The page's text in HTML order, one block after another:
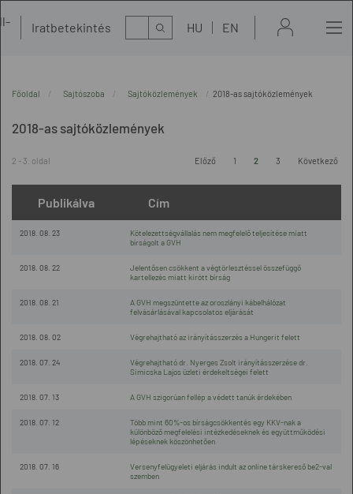
Iratbetekintés Kereső HU EN
Főoldal Sajtószoba Sajtóközlemények 2018-as sajtóközlemények
2018-as sajtóközlemények
2 - 3. oldal Előző 1 2 3 Következő
Publikálva Cím
2018. 08. 23
Kötelezettségvállalás nem megfelelő teljesítése miatt
bírságolt a GVH
2018. 08. 22
Jelentősen csökkent a végtörlesztéssel összefüggő
kartellezés miatt kirótt bírság
2018. 08. 21
A GVH megszüntette az oroszlányi kábelhálózat
felvásárlásával kapcsolatos eljárását
2018. 08. 02 Végrehajtható az irányításszerzés a Hungerit felett
2018. 07. 24
Végrehajtható dr. Nyerges Zsolt irányításszerzése dr.
Simicska Lajos üzleti érdekeltségei felett
2018. 07. 13 A GVH szigorúan fellép a védett tanúk érdekében
2018. 07. 12
Több mint 60%-os bírságcsökkentés egy KKV-nak a
különböző megfelelési intézkedéseknek és együttműködési
lépéseknek köszönhetően
2018. 07. 16
Versenyfelügyeleti eljárás indult az online társkereső be2-val
szemben